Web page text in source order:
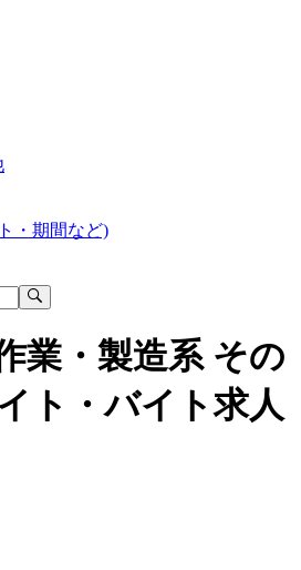
・期間など)
業・製造系 その
ト・バイト求人